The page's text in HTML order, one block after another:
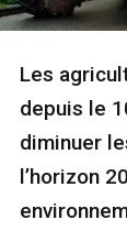
Les
depuis le
diminuer
l’horizon